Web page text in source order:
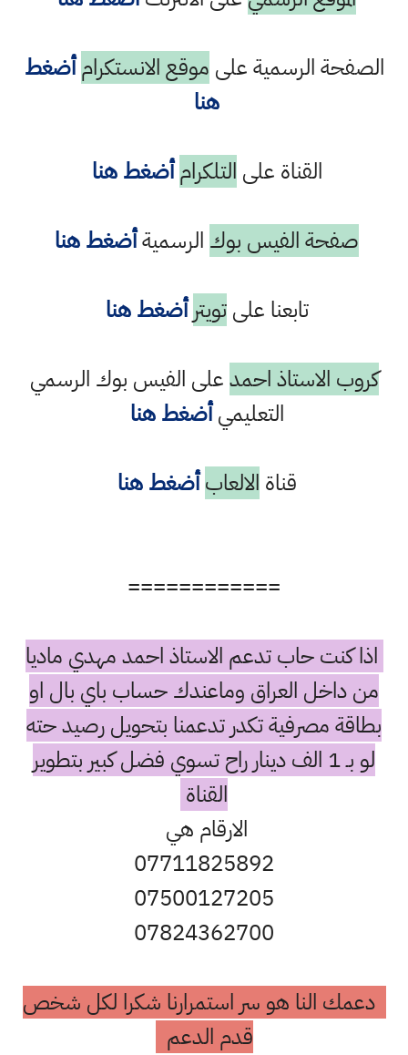
الصفحة الرسمية على موقع الانستكرام أضغط
هنا
القناة على التلكرام أضغط هنا
صفحة الفيس بوك الرسميةأضغط هنا
تابعنا علىتويتر أضغط هنا
كروب الاستاذ احمدعلى الفيس بوك الرسمي
التعليميأضغط هنا
قناة الالعاب أضغط هنا
============
اذا كنت حاب تدعم الاستاذ احمد مهدي ماديا
من داخل العراق وماعندك حساب باي بال او
بطاقة مصرفية تكدر تدعمنا بتحويل رصيد حته
لو بـ 1 الف دينار راح تسوي فضل كبير بتطوير
القناة
الارقام هي
07711825892
07500127205
07824362700
دعمك النا هو سر استمرارنا شكرا لكل شخص
قدم الدعم